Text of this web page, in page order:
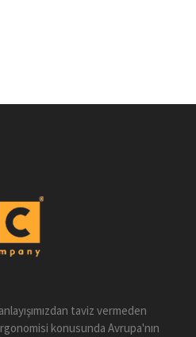
taviz vermeden
konusunda Avrupa'nın